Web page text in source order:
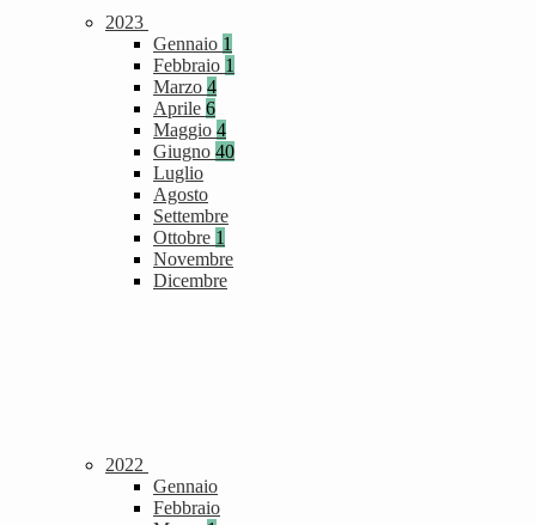
2023
Gennaio 1
Febbraio 1
Marzo 4
Aprile 6
Maggio 4
Giugno 40
Luglio
Agosto
Settembre
Ottobre 1
Novembre
Dicembre
2022
Gennaio
Febbraio